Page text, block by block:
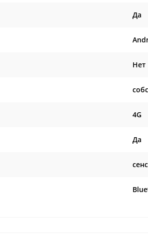
Да
Нет
4G
Да